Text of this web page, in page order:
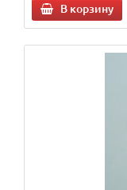
В корзину